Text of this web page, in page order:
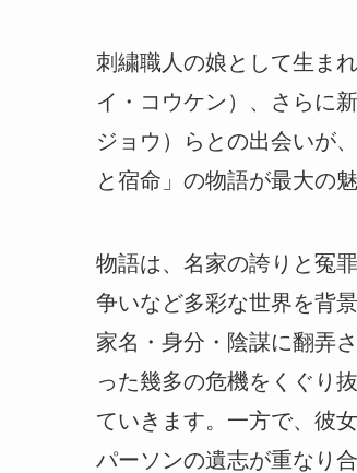
刺繍職人の娘として生ま
イ・コウケン）、さらに
ジョウ）らとの出会いが
と宿命」の物語が最大の
物語は、名家の誇りと冤
争いなど多彩な世界を背
家名・身分・陰謀に翻弄
った幾多の危機をくぐり
ていきます。一方で、彼
パーソンの遺志が重なり